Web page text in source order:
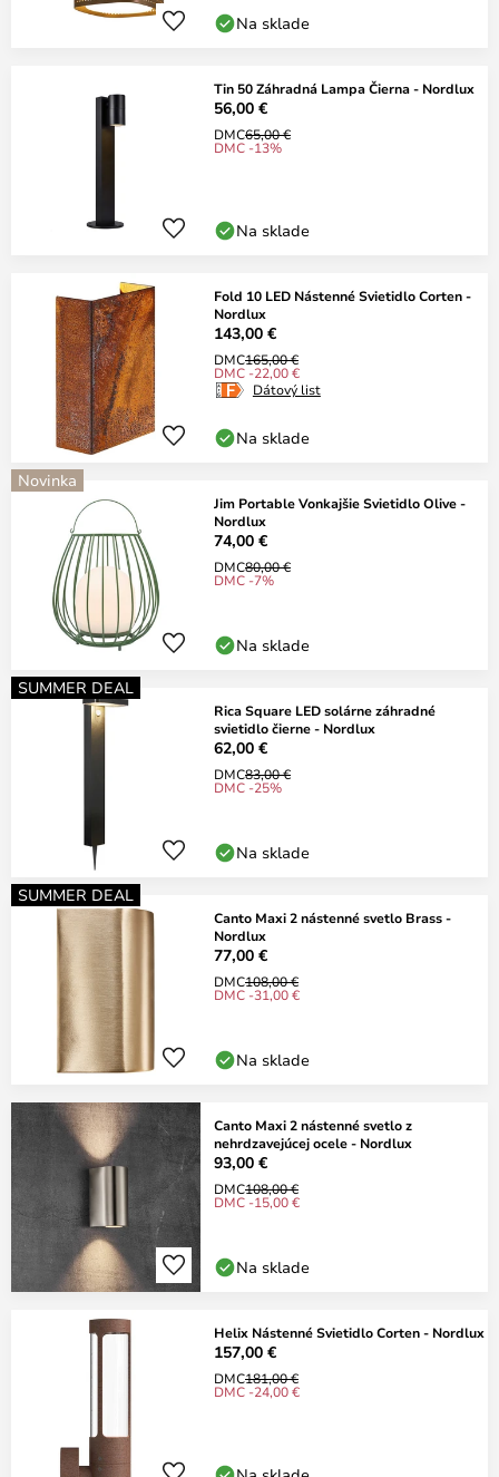
Na sklade
Tin 50 Záhradná Lampa Čierna - Nordlux
56,00 €
DMC65,00 €
DMC -13%
Na sklade
Fold 10 LED Nástenné Svietidlo Corten -
Nordlux
143,00 €
DMC165,00 €
DMC -22,00 €
Dátový list
Na sklade
Novinka
Jim Portable Vonkajšie Svietidlo Olive -
Nordlux
74,00 €
DMC80,00 €
DMC -7%
Na sklade
SUMMER DEAL
Rica Square LED solárne záhradné
svietidlo čierne - Nordlux
62,00 €
DMC83,00 €
DMC -25%
Na sklade
SUMMER DEAL
Canto Maxi 2 nástenné svetlo Brass -
Nordlux
77,00 €
DMC108,00 €
DMC -31,00 €
Na sklade
Canto Maxi 2 nástenné svetlo z
nehrdzavejúcej ocele - Nordlux
93,00 €
DMC108,00 €
DMC -15,00 €
Na sklade
Helix Nástenné Svietidlo Corten - Nordlux
157,00 €
DMC181,00 €
DMC -24,00 €